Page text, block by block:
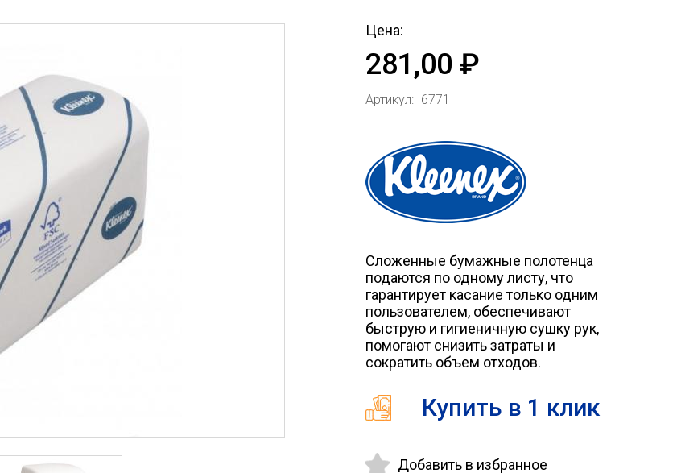
Цена:
281,00 ₽
Артикул: 6771
Сложенные бумажные полотенца
подаются по одному листу, что
гарантирует касание только одним
пользователем, обеспечивают
быструю и гигиеничную сушку рук,
помогают снизить затраты и
сократить объем отходов.
Купить в 1 клик
Добавить в избранное